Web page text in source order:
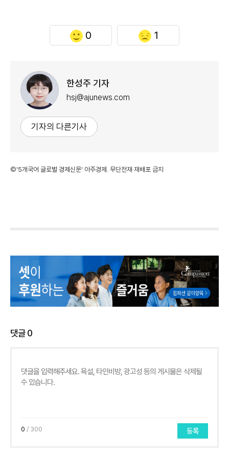
0 1
한성주 기자
hsj@ajunews.com
기자의 다른기사
©'5개국어 글로벌 경제신문' 아주경제. 무단전재·재배포 금지
댓글0
0 / 300 등록